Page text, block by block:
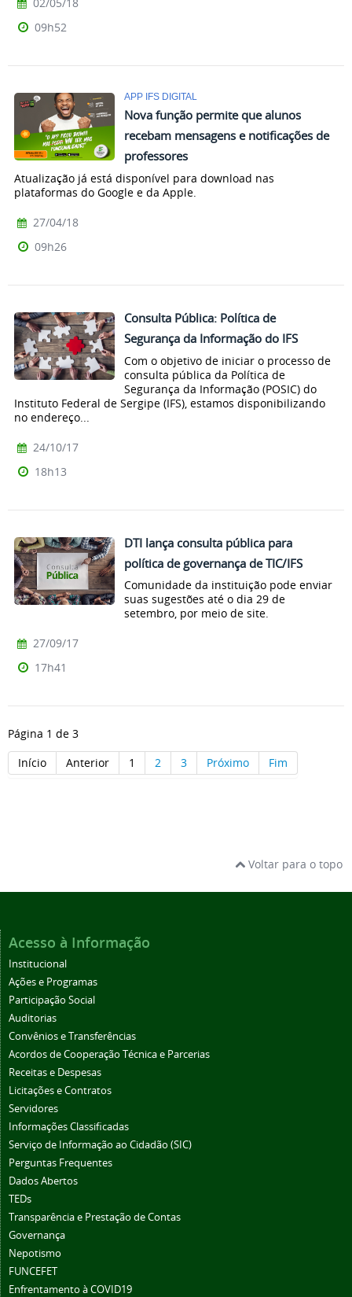
09h52
APP IFS DIGITAL
Nova função permite que alunos
recebam mensagens e notificações de
professores
Atualização já está disponível para download nas
plataformas do Google e da Apple.
27/04/18
09h26
Consulta Pública: Política de
Segurança da Informação do IFS
Com o objetivo de iniciar o processo de
consulta pública da Política de
Segurança da Informação (POSIC) do
Instituto Federal de Sergipe (IFS), estamos disponibilizando
no endereço...
24/10/17
18h13
DTI lança consulta pública para
política de governança de TIC/IFS
Comunidade da instituição pode enviar
suas sugestões até o dia 29 de
setembro, por meio de site.
27/09/17
17h41
Página 1 de 3
Início
Anterior 1 2 3 Próximo Fim
Voltar para o topo
Acesso à Informação
Institucional
Ações e Programas
Participação Social
Auditorias
Convênios e Transferências
Acordos de Cooperação Técnica e Parcerias
Receitas e Despesas
Licitações e Contratos
Servidores
Informações Classificadas
Serviço de Informação ao Cidadão (SIC)
Perguntas Frequentes
Dados Abertos
TEDs
Transparência e Prestação de Contas
Governança
Nepotismo
FUNCEFET
Enfrentamento à COVID19